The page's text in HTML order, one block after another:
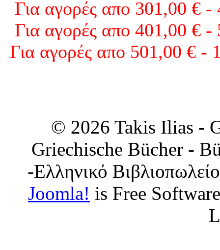
Για αγορές απο 301,00 €
Για αγορές απο 401,00 €
Για αγορές απο 501,00 € -
© 2026 Takis Ilias -
Griechische Bücher -
-Ελληνικό
Joomla! is Free